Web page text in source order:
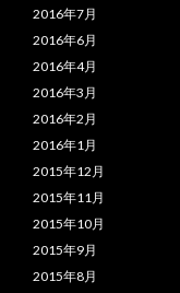
2016年7月
2016年6月
2016年4月
2016年3月
2016年2月
2016年1月
2015年12月
2015年11月
2015年10月
2015年9月
2015年8月